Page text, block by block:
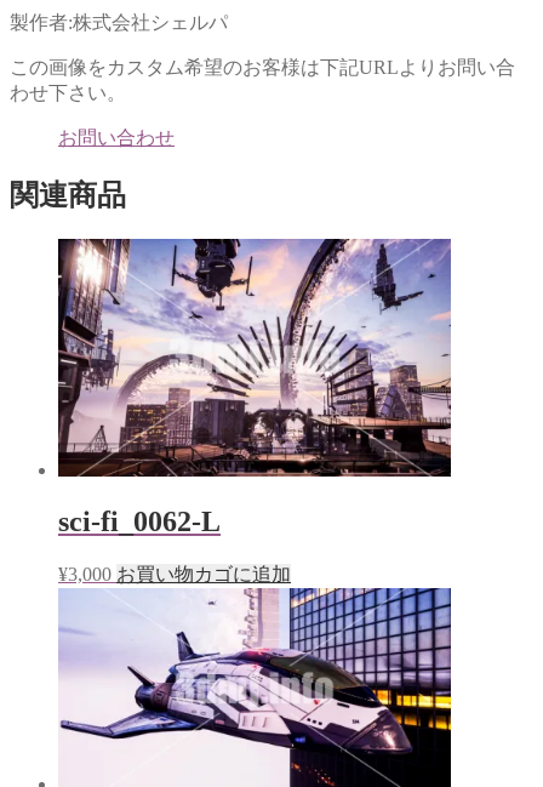
で
開
ま
す)
(新
し
ウ
ィ
ド
で
開
ま
す)
製作者:株式会社シェルパ
この画像をカスタム希望のお客様は下記URLよりお問い合
わせ下さい。
お問い合わせ
関連商品
sci-fi_0062-L
¥3,000 お買い物カゴに追加